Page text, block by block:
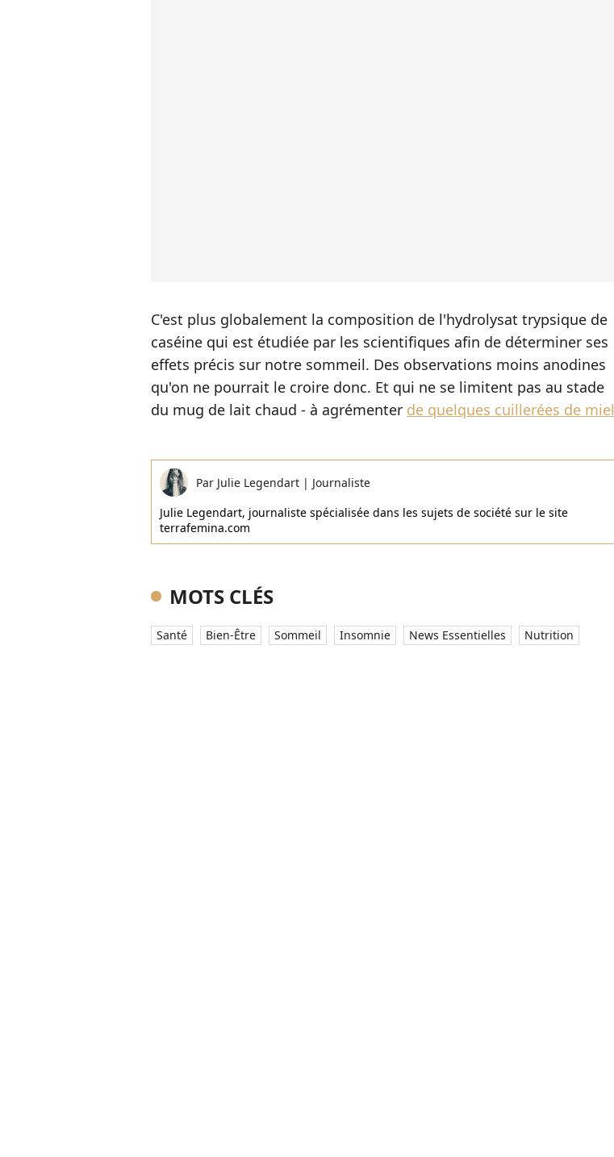
C'est plus globalement la composition de l'hydrolysat trypsique de
caséine qui est étudiée par les scientifiques afin de déterminer ses
effets précis sur notre sommeil. Des observations moins anodines
qu'on ne pourrait le croire donc. Et qui ne se limitent pas au stade
du mug de lait chaud - à agrémenter de quelques cuillerées de miel
Par Julie Legendart | Journaliste
Julie Legendart, journaliste spécialisée dans les sujets de société sur le site
terrafemina.com
MOTS CLÉS
Santé Bien-Être Sommeil Insomnie News Essentielles Nutrition